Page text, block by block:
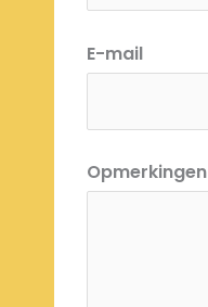
E-mail
Opmerkingen